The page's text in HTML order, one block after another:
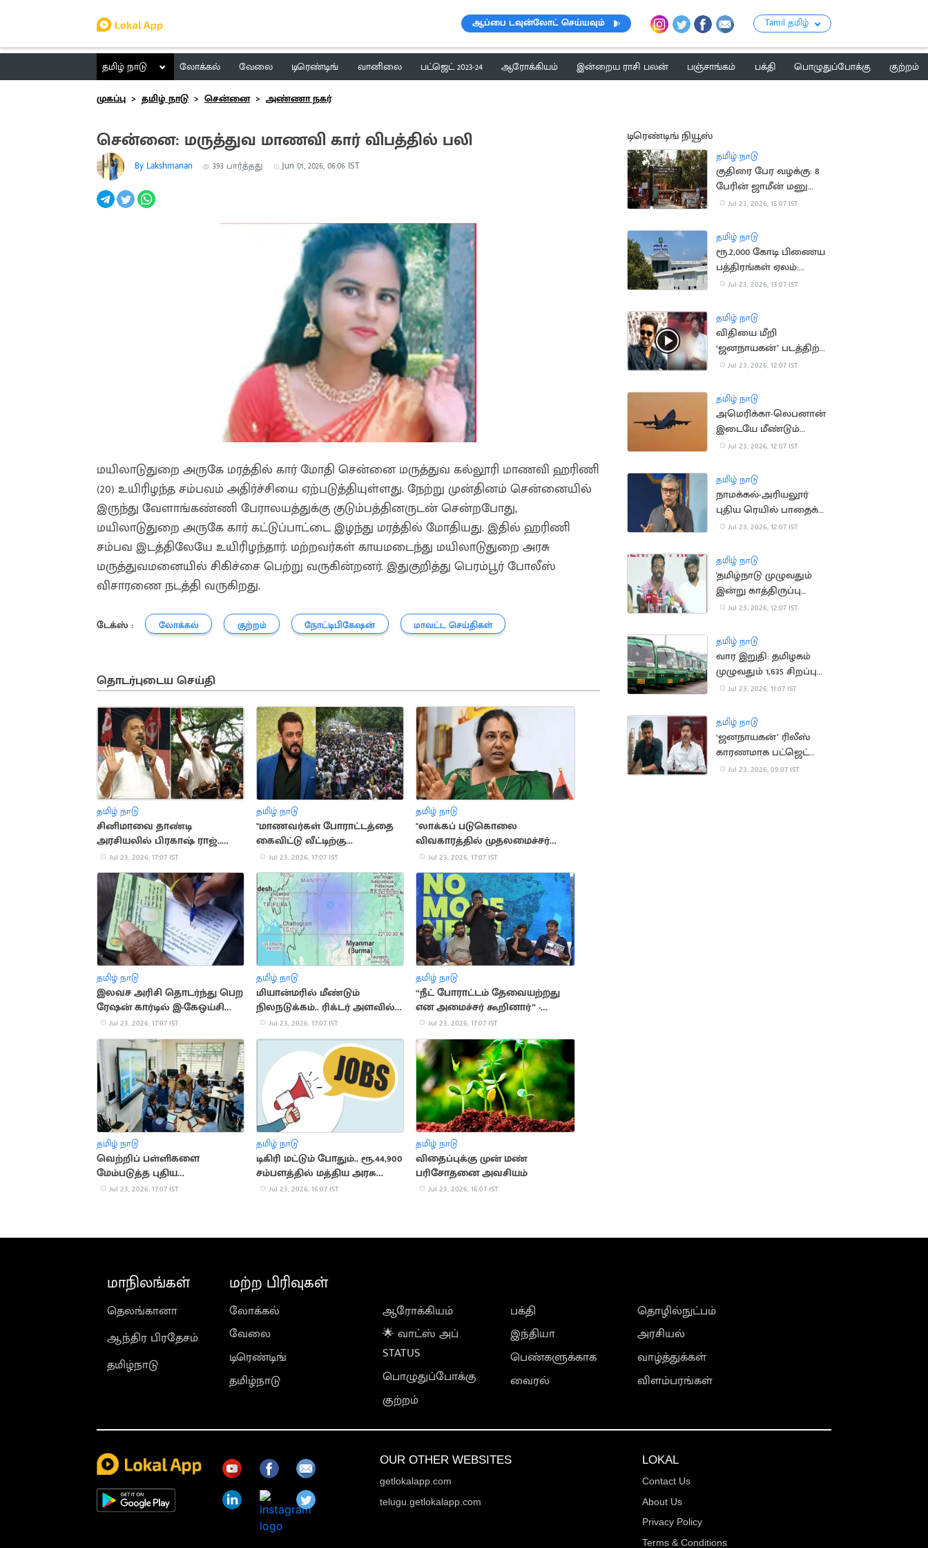
ஆப்பை டவுன்லோட் செய்யவும் Tamil தமிழ்
தமிழ் நாடு லோக்கல் வேலை டிரெண்டிங் வானிலை பட்ஜெட் 2023-24 ஆரோக்கியம் இன்றைய ராசி பலன் பஞ்சாங்கம் பக்தி பொழுதுப்போக்கு
குற்றம்
முகப்பு
தமிழ் நாடு சென்னை அண்ணா நகர்
சென்னை: மருத்துவ மாணவி கார் விபத்தில் பலி
By Lakshmanan 393 பார்த்தது Jun 01, 2026, 06:06 IST
மயிலாடுதுறை அருகே மரத்தில் கார் மோதி சென்னை மருத்துவ கல்லூரி மாணவி ஹரிணி
(20) உயிரிழந்த சம்பவம் அதிர்ச்சியை ஏற்படுத்தியுள்ளது. நேற்று முன்தினம் சென்னையில்
இருந்து வேளாங்கண்ணி பேராலயத்துக்கு குடும்பத்தினருடன் சென்றபோது,
மயிலாடுதுறை அருகே கார் கட்டுப்பாட்டை இழந்து மரத்தில் மோதியது. இதில் ஹரிணி
சம்பவ இடத்திலேயே உயிரிழந்தார். மற்றவர்கள் காயமடைந்து மயிலாடுதுறை அரசு
மருத்துவமனையில் சிகிச்சை பெற்று வருகின்றனர். இதுகுறித்து பெரம்பூர் போலீஸ்
விசாரணை நடத்தி வருகிறது.
டேக்ஸ் : லோக்கல் குற்றம் நோட்டிபிகேஷன் மாவட்ட செய்திகள்
தொடர்புடைய செய்தி
தமிழ் நாடு
சினிமாவை தாண்டி
அரசியலில் பிரகாஷ் ராஜ்..
முக்கிய நிகழ்வுகள்
Jul 23, 2026, 17:07 IST
தமிழ் நாடு
"மாணவர்கள் போராட்டத்தை
கைவிட்டு வீட்டிற்கு
செல்லவேண்டும்".. சல்மான்
கான்
Jul 23, 2026, 17:07 IST
தமிழ் நாடு
"லாக்கப் படுகொலை
விவகாரத்தில் முதலமைச்சர்
தலையிட வேண்டும்"..
பிரேமலதா வலியுறுத்தல்
Jul 23, 2026, 17:07 IST
தமிழ் நாடு
இலவச அரிசி தொடர்ந்து பெற
ரேஷன் கார்டில் இ-கேஒய்சி
செய்யுங்கள்
Jul 23, 2026, 17:07 IST
தமிழ் நாடு
மியான்மரில் மீண்டும்
நிலநடுக்கம்.. ரிக்டர் அளவில்
4.3 ஆக பதிவு
Jul 23, 2026, 17:07 IST
தமிழ் நாடு
“நீட் போராட்டம் தேவையற்றது
என அமைச்சர் கூறினார்” -
பாடகர் அறிவு
Jul 23, 2026, 17:07 IST
தமிழ் நாடு
வெற்றிப் பள்ளிகளை
மேம்படுத்த புதிய
வழிகாட்டுதல்கள்
Jul 23, 2026, 17:07 IST
தமிழ் நாடு
டிகிரி மட்டும் போதும்.. ரூ.44,900
சம்பளத்தில் மத்திய அரசு
வேலை
Jul 23, 2026, 16:07 IST
தமிழ் நாடு
விதைப்புக்கு முன் மண்
பரிசோதனை அவசியம்
Jul 23, 2026, 16:07 IST
டிரெண்டிங் நியூஸ்
தமிழ் நாடு
குதிரை பேர வழக்கு: 8
பேரின் ஜாமீன் மனு
தள்ளுபடி
Jul 23, 2026, 15:07 IST
தமிழ் நாடு
ரூ.2,000 கோடி பிணைய
பத்திரங்கள் ஏலம்:
தமிழக அரசு அறிவிப்பு
Jul 23, 2026, 13:07 IST
தமிழ் நாடு
விதியை மீறி
‘ஜனநாயகன்’ படத்திற்கு
குழந்தையை அழைத்து
Jul 23, 2026, 12:07 IST
தமிழ் நாடு
அமெரிக்கா-லெபனான்
இடையே மீண்டும்
விமான சேவை
Jul 23, 2026, 12:07 IST
தமிழ் நாடு
நாமக்கல்-அரியலூர்
புதிய ரெயில் பாதைக்கு
ஒப்புதல்: அஸ்வினி
Jul 23, 2026, 12:07 IST
தமிழ் நாடு
'தமிழ்நாடு முழுவதும்
இன்று காத்திருப்பு
போராட்டம்'.. SFI
Jul 23, 2026, 12:07 IST
தமிழ் நாடு
வார இறுதி: தமிழகம்
முழுவதும் 1,635 சிறப்பு
பேருந்துகள் இயக்கம்
Jul 23, 2026, 11:07 IST
தமிழ் நாடு
‘ஜனநாயகன்’ ரிலீஸ்
காரணமாக பட்ஜெட்
ஆய்வுக் கூட்டங்கள்
Jul 23, 2026, 09:07 IST
மாநிலங்கள்
தெலங்கானா
ஆந்திர பிரதேசம்
தமிழ்நாடு
மற்ற பிரிவுகள்
லோக்கல்
வேலை
டிரெண்டிங்
தமிழ்நாடு
ஆரோக்கியம்
🌟 வாட்ஸ் அப்
STATUS
பொழுதுப்போக்கு
குற்றம்
பக்தி
இந்தியா
பெண்களுக்காக
வைரல்
தொழில்நுட்பம்
அரசியல்
வாழ்த்துக்கள்
விளம்பரங்கள்
OUR OTHER WEBSITES
getlokalapp.com
telugu.getlokalapp.com
LOKAL
Contact Us
About Us
Privacy Policy
Terms & Conditions